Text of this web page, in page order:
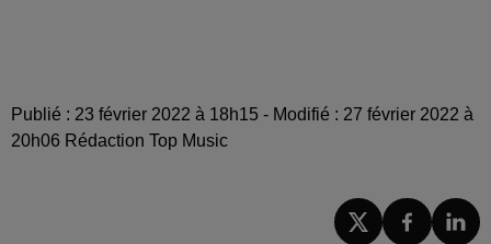
Publié : 23 février 2022 à 18h15 - Modifié : 27 février 2022 à
20h06 Rédaction Top Music